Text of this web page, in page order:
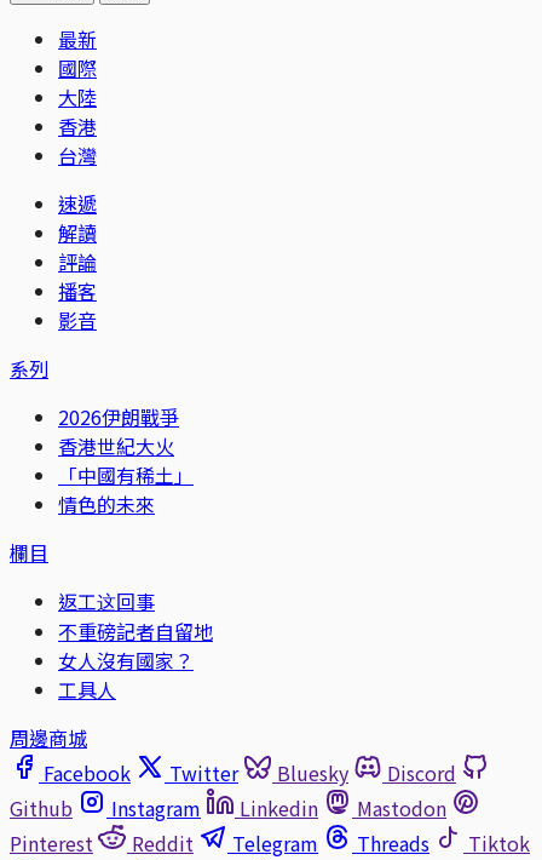
最新
國際
大陸
香港
台灣
速遞
解讀
評論
播客
影音
系列
2026伊朗戰爭
香港世紀大火
「中國有稀土」
情色的未來
欄目
返工这回事
不重磅記者自留地
女人沒有國家？
工具人
周邊商城
Facebook
Twitter Bluesky
Discord
Github
Instagram Linkedin
Mastodon
Pinterest
Reddit Telegram Threads
Tiktok